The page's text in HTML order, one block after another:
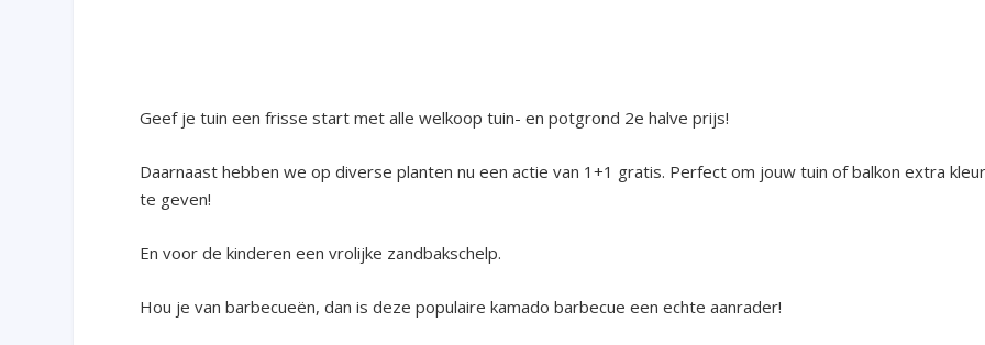
Geef je tuin een frisse start met alle welkoop tuin- en potgrond 2e halve prijs!
Daarnaast hebben we op diverse planten nu een actie van 1+1 gratis. Perfect om jouw tuin of balkon extra
te geven!
En voor de kinderen een vrolijke zandbakschelp.
Hou je van barbecueën, dan is deze populaire kamado barbecue een echte aanrader!